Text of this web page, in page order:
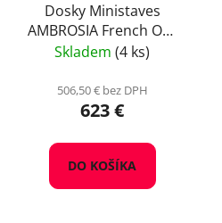
Dosky Ministaves
AMBROSIA French Oak
Sweet, balenie 50 ks
Skladem (4 ks)
506,50 € bez DPH
623 €
DO KOŠÍKA